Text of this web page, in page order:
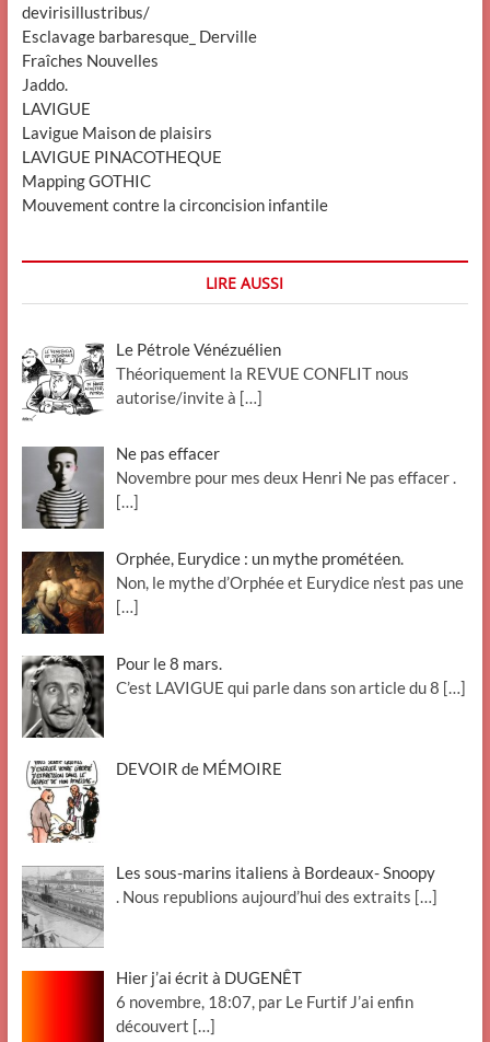
devirisillustribus/
Esclavage barbaresque_ Derville
Fraîches Nouvelles
Jaddo.
LAVIGUE
Lavigue Maison de plaisirs
LAVIGUE PINACOTHEQUE
Mapping GOTHIC
Mouvement contre la circoncision infantile
LIRE AUSSI
Le Pétrole Vénézuélien
Théoriquement la REVUE CONFLIT nous
autorise/invite à […]
Ne pas effacer
Novembre pour mes deux Henri Ne pas effacer .
[…]
Orphée, Eurydice : un mythe prométéen.
Non, le mythe d’Orphée et Eurydice n’est pas une
[…]
Pour le 8 mars.
C’est LAVIGUE qui parle dans son article du 8 […]
DEVOIR de MÉMOIRE
Les sous-marins italiens à Bordeaux- Snoopy
. Nous republions aujourd’hui des extraits […]
Hier j’ai écrit à DUGENÊT
6 novembre, 18:07, par Le Furtif J’ai enfin
découvert […]